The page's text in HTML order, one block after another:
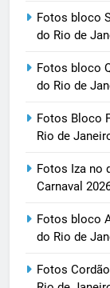
Fotos bloco
do Rio de
Fotos bloco
do Rio de
Fotos Bloco
Rio de
Fotos Iza no
Carnaval
Fotos bloco
do Rio de
Fotos